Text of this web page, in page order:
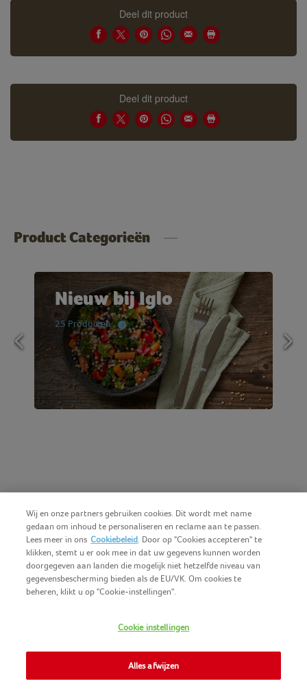
Deel dit product
Deel dit product
Product Categorieën
Nieuw bij Iglo
25 Producten
COPYRIGHT IGLO 2025
CONTACTEER ONS
COOKIE-POLICY
NOMAD FOODS
Wij en onze partners gebruiken cookies. Dit wordt met name
gedaan om inhoud te personaliseren en reclame aan te passen.
Lees meer in ons Cookiebeleid. Door op "Cookies accepteren" te
klikken, stemt u er ook mee in dat uw gegevens kunnen worden
doorgegeven aan landen die mogelijk niet hetzelfde niveau van
gegevensbescherming bieden als de EU/VK. Om cookies te
beheren, klikt u op "Cookie-instellingen".
Cookie instellingen
Alles afwijzen